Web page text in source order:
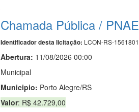
Chamada Pública /
Identificador desta licitação: LCON-RS-1561801
Abertura: 11/08/2026 00:00
Municipal
Municipio: Porto Alegre/RS
Valor: R$ 42.729,00